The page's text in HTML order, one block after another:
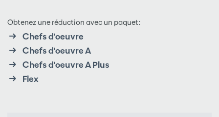
Obtenez une réduction avec un paquet:
Chefs d'oeuvre
Chefs d'oeuvre A
Chefs d'oeuvre A Plus
Flex